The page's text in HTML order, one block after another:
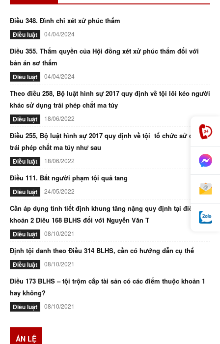
Điều 348. Đình chỉ xét xử phúc thẩm
Điều luật 04/04/2024
Điều 355. Thẩm quyền của Hội đồng xét xử phúc thẩm đối với
bản án sơ thẩm
Điều luật 04/04/2024
Theo điều 258, Bộ luật hình sự 2017 quy định về tội lôi kéo người
khác sử dụng trái phép chất ma túy
Điều luật 18/06/2022
Điều 255, Bộ luật hình sự 2017 quy định về tội tổ chức sử dụng
trái phép chất ma túy như sau
Điều luật 18/06/2022
Điều 111. Bắt người phạm tội quả tang
Điều luật 24/05/2022
Cần áp dụng tình tiết định khung tăng nặng quy định tại điểm d
khoản 2 Điều 168 BLHS đối với Nguyễn Văn T
Điều luật 08/10/2021
Định tội danh theo Điều 314 BLHS, cần có hướng dẫn cụ thể
Điều luật 08/10/2021
Điều 173 BLHS – tội trộm cắp tài sản có các điểm thuộc khoản 1
hay không?
Điều luật 08/10/2021
ÁN LỆ